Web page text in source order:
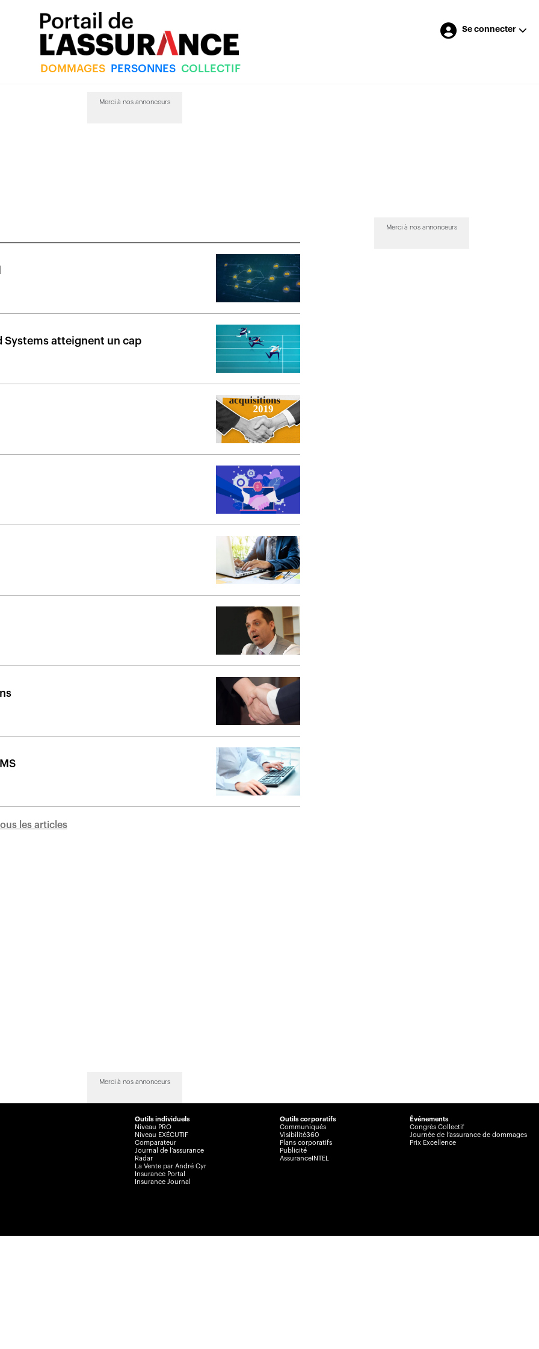
DOMMAGES PERSONNES COLLECTIF
Se connecter
Merci à nos annonceurs
Systems atteignent un cap
les articles
Merci à nos annonceurs
Merci à nos annonceurs
Outils individuels
Niveau PRO
Niveau EXÉCUTIF
Comparateur
Journal de l’assurance
Radar
La Vente par André Cyr
Insurance Portal
Insurance Journal
Outils corporatifs
Communiqués
Visibilité360
Plans corporatifs
Publicité
AssuranceINTEL
Événements
Congrès Collectif
Journée de l’assurance de dommages
Prix Excellence